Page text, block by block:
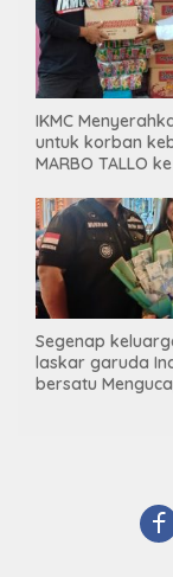
IKMC
untuk korban
MARBO TALLO
INDONESIA
Segenap
laskar garuda
bersatu